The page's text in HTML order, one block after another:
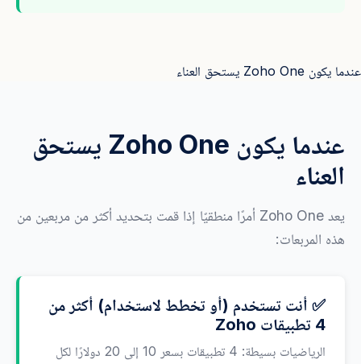
عندما يكون Zoho One يستحق العناء
عندما يكون Zoho One يستحق
العناء
يعد Zoho One أمرًا منطقيًا إذا قمت بتحديد أكثر من مربعين من
هذه المربعات:
✅ أنت تستخدم (أو تخطط لاستخدام) أكثر من
4 تطبيقات Zoho
الرياضيات بسيطة: 4 تطبيقات بسعر 10 إلى 20 دولارًا لكل